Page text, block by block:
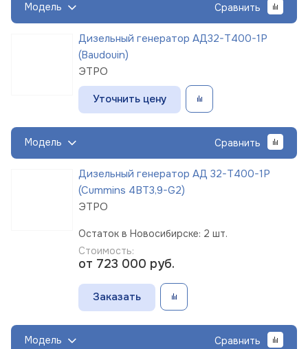
Модель Сравнить
Дизельный генератор АД32-Т400-1Р
(Baudouin)
ЭТРО
Уточнить цену
Модель Сравнить
Дизельный генератор АД 32-Т400-1Р
(Cummins 4BT3,9-G2)
ЭТРО
Остаток в Новосибирске: 2 шт.
Стоимость:
от 723 000 руб.
Заказать
Модель Сравнить